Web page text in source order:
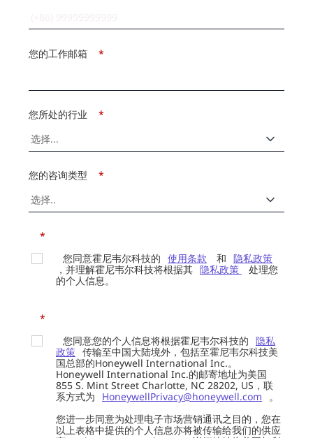
*
您的工作邮箱
*
您所处的行业
*
您的咨询类型
*
您同意霍尼韦尔科技的 使用条款 和 隐私政策
，并理解霍尼韦尔科技将根据其 隐私政策
处理您
的个人信息。
*
您同意您的个人信息将根据霍尼韦尔科技的 隐私
政策 传输至中国大陆境外，包括至霍尼韦尔科技美
国总部的Honeywell International Inc.。
Honeywell International Inc.的邮寄地址为美国
855 S. Mint Street Charlotte, NC 28202, US，联
系方式为
HoneywellPrivacy@honeywell.com
。
您进一步同意为处理电子市场营销通讯之目的，您在
以上表格中提供的个人信息亦将被传输给我们的供应